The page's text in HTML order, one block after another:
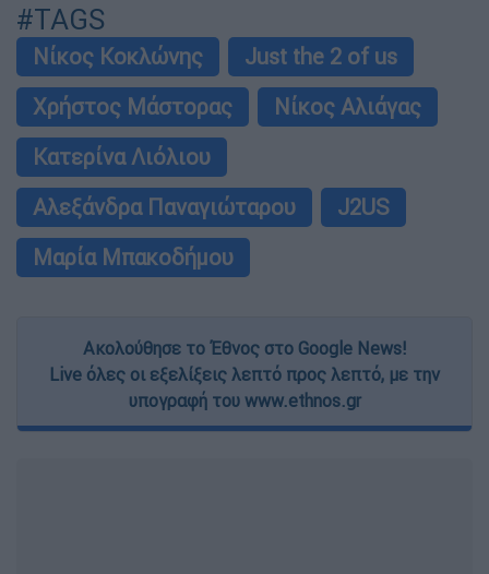
#TAGS
Νίκος Κοκλώνης
Just the 2 of us
Χρήστος Μάστορας
Νίκος Αλιάγας
Κατερίνα Λιόλιου
Αλεξάνδρα Παναγιώταρου
J2US
Μαρία Μπακοδήμου
Ακολούθησε το Έθνος στο Google News!
Live όλες οι εξελίξεις λεπτό προς λεπτό, με την
υπογραφή του www.ethnos.gr